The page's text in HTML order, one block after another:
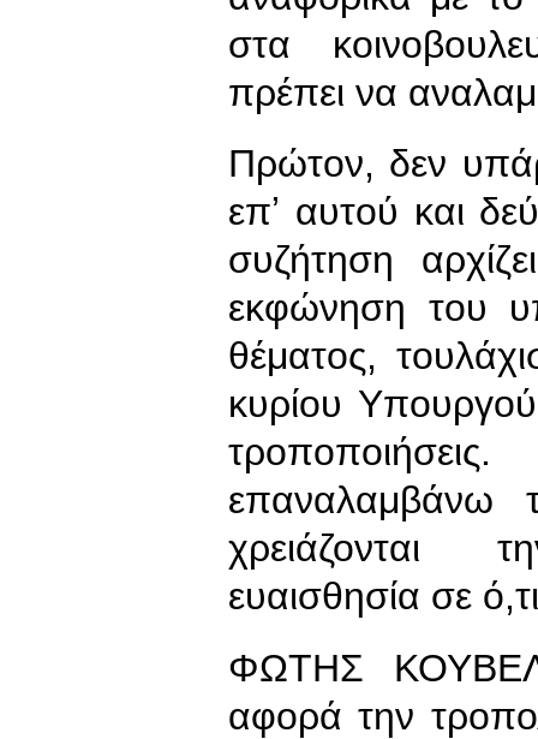
στα
πρέπει να
Πρώτον, δεν
επʼ αυτού και
συζήτηση
εκφώνηση του
θέματος,
κυρίου
επαναλαμβάνω
χρειάζονται
ευαισθησία σε
ΦΩΤΗΣ
αφορά την